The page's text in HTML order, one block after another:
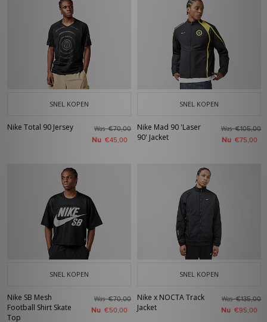
SNEL KOPEN
Nike Total 90 Jersey Was€70,00
Nu €45,00
SNEL KOPEN
Nike Mad 90 'Laser
90' Jacket
Was€105,00
Nu €75,00
SNEL KOPEN
Nike SB Mesh
Football Shirt Skate
Top
Was€70,00
Nu €50,00
SNEL KOPEN
Nike x NOCTA Track
Jacket
Was€135,00
Nu €95,00